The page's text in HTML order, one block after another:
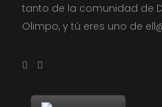
tanto de la comunidad de
Olimpo, y tú eres uno de